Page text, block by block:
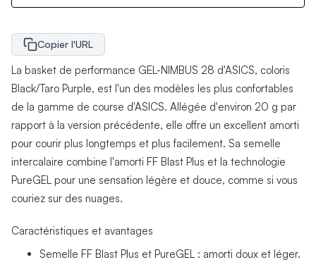
Copier l'URL
La basket de performance GEL-NIMBUS 28 d'ASICS, coloris
Black/Taro Purple, est l'un des modèles les plus confortables
de la gamme de course d'ASICS. Allégée d'environ 20 g par
rapport à la version précédente, elle offre un excellent amorti
pour courir plus longtemps et plus facilement. Sa semelle
intercalaire combine l'amorti FF Blast Plus et la technologie
PureGEL pour une sensation légère et douce, comme si vous
couriez sur des nuages.
Caractéristiques et avantages
Semelle FF Blast Plus et PureGEL : amorti doux et léger.